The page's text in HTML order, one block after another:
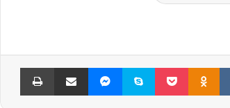
VKontakte
Odnoklassniki پاکت اسکایپ مسنجر اشتراک گذاری با ایمیل